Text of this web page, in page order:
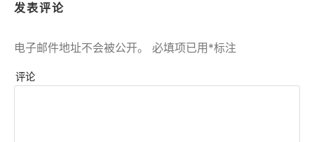
发表评论
电子邮件地址不会被公开。 必填项已用 *标注
评论